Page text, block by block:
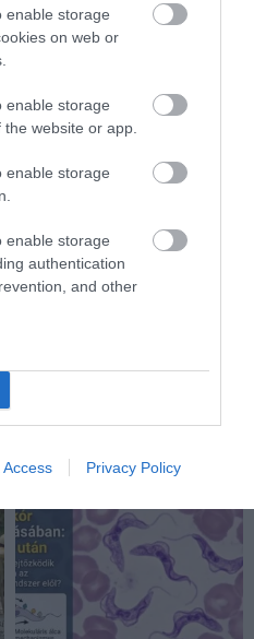
enable storage
on web or
enable storage
website or app.
enable storage
enable storage
authentication
and other
Access Privacy Policy
AUDHD: AMIKOR AZ AUTIZMUS
ÉS AZ ADHD EGYÜTT